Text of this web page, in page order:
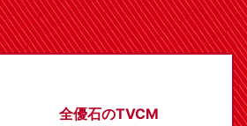
全優石のTVCM